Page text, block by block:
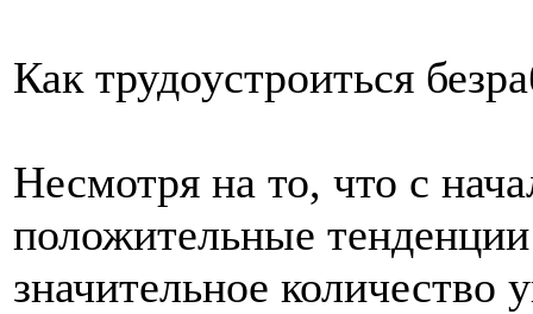
Как трудоустроиться
Несмотря на то, что с
положительные
значительное количество